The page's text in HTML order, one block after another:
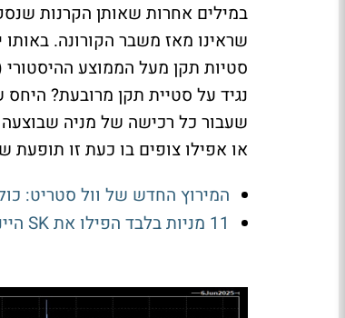
במילים אחרות שאותן הקרנות
סטיות תקן מעל הממוצע
שעבור כל רכישה של מניה
או אפילו צופים בו כעת זו תופעת
המירוץ החדש של וול סטריט:
11 מניות בלבד הפילו את SK הייניקס ב-30%